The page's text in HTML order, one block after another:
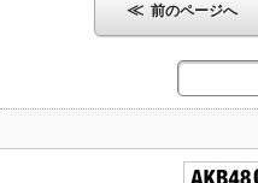
≪ 前のページへ